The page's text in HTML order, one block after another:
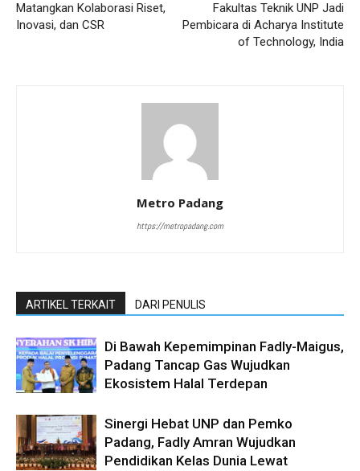
Matangkan Kolaborasi Riset,
Inovasi, dan CSR
Fakultas Teknik UNP Jadi
Pembicara di Acharya Institute
of Technology, India
Metro Padang
https://metropadang.com
ARTIKEL TERKAIT DARI PENULIS
Di Bawah Kepemimpinan Fadly-Maigus,
Padang Tancap Gas Wujudkan
Ekosistem Halal Terdepan
Sinergi Hebat UNP dan Pemko
Padang, Fadly Amran Wujudkan
Pendidikan Kelas Dunia Lewat